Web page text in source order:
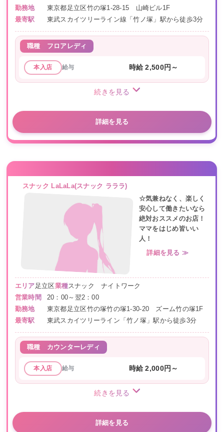
勤務地
東京都足立区竹の塚1-28-15 山崎ビル1F
最寄駅
東武スカイツリーライン線「竹ノ塚」駅から徒歩3分
職種 フロアレディ
本入店 給与 時給 2,500円～
続きを見る
詳細を見る
スナック LaLaLa(スナック ラララ)
☆気兼ねなく、楽しく
安心して働きたいなら
絶対おススメのお店！
ママをはじめ皆いい
人！
詳細を見る ≫
エリア 足立区業種スナック ナイトワーク
営業時間
20：00～翌2：00
勤務地
東京都足立区竹の塚竹の塚1-30-20 ズーム竹の塚1F
最寄駅
東武スカイツリーライン「竹ノ塚」駅から徒歩3分
職種 カウンターレディ
本入店 給与 時給 2,000円～
続きを見る
詳細を見る